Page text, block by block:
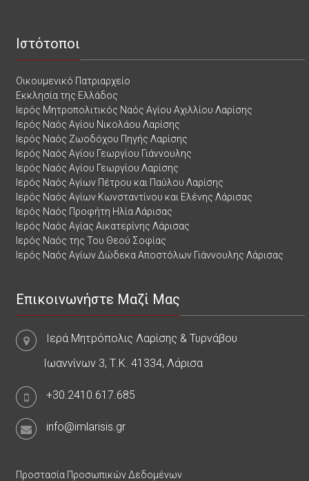
Ιστότοποι
Οικουμενικό Πατριαρχείο
Εκκλησία της Ελλάδος
Ιερός Μητροπολιτικός Ναός Αγίου Αχιλλίου Λαρίσης
Ιερός Ναός Αγίου Νικολάου Λαρίσης
Ιερός Ναός Ζωοδόχου Πηγής Λαρίσης
Ιερός Ναός Αγίου Γεωργίου Γιάννουλης
Ιερός Ναός Αγίου Γεωργίου Λαρίσης
Ιερός Ναός Αγίων Πέτρου και Παύλου Λαρίσης
Ιερός Ναός Αγίων Κωνσταντίνου και Ελένης Λάρισας
Ιερός Ναός Προφήτη Ηλία Λάρισας
Ιερός Ναός Αγίας Αικατερίνης Λάρισας
Ιερός Ναός της Του Θεού Σοφίας
Ιερός Ναός Αγίων Δώδεκα Αποστόλων Γιάννουλης Λάρισας
Επικοινωνήστε Μαζί Μας
Ιερά Μητρόπολις Λαρίσης & Τυρνάβου
Ιωαννίνων 3, Τ.Κ. 41334, Λάρισα
+30.2410.617.685
info@imlarisis.gr
Προστασία Προσωπικών Δεδομένων